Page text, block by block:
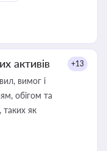
активів +13
вимог і
обігом та
таких як